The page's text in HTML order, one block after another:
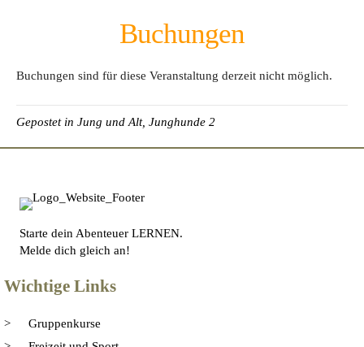
Buchungen
Buchungen sind für diese Veranstaltung derzeit nicht möglich.
Gepostet in Jung und Alt, Junghunde 2
Starte dein Abenteuer LERNEN.
Melde dich gleich an!
Wichtige Links
Gruppenkurse